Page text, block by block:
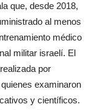
que, desde 2018,
al menos
médico
militar israelí. El
por
examinaron
y científicos.